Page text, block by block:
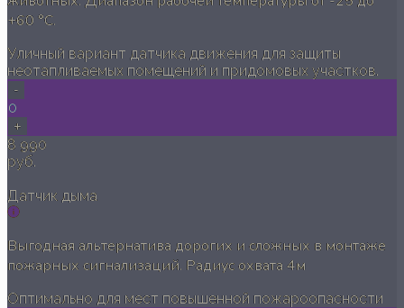
+60 °C.
Уличный вариант датчика движения для защиты
неотапливаемых помещений и придомовых участков.
-
0
+
8 990
руб.
Датчик дыма
Выгодная альтернатива дорогих и сложных в монтаже
пожарных сигнализаций. Радиус охвата 4м
Оптимально для мест повышенной пожароопасности